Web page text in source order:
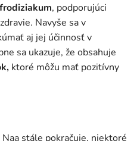
, podporujúci
Navyše sa v
aj jej účinnosť v
sa ukazuje, že obsahuje
ktoré môžu mať pozitívny
stále pokračuje, niektoré